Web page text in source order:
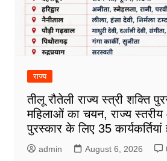
राज्य
तीलू रौतेली राज्य स्त्री शक्ति
महिलाओं का चयन, राज्य स्तरीय
पुरस्कार के लिए 35 कार्यकर्तियां
admin August 6, 2026